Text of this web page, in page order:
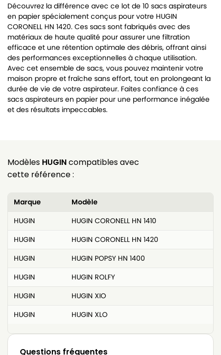
Découvrez la différence avec ce lot de 10 sacs aspirateurs
en papier spécialement conçus pour votre HUGIN
CORONELL HN 1420. Ces sacs sont fabriqués avec des
matériaux de haute qualité pour assurer une filtration
efficace et une rétention optimale des débris, offrant ainsi
des performances exceptionnelles à chaque utilisation.
Avec cet ensemble de sacs, vous pouvez maintenir votre
maison propre et fraîche sans effort, tout en prolongeant la
durée de vie de votre aspirateur. Faites confiance à ces
sacs aspirateurs en papier pour une performance inégalée
et des résultats impeccables.
Modèles HUGINcompatibles avec
cette référence :
Marque
Modèle
HUGIN
HUGIN CORONELL HN 1410
HUGIN
HUGIN CORONELL HN 1420
HUGIN
HUGIN POPSY HN 1400
HUGIN
HUGIN ROLFY
HUGIN
HUGIN XIO
HUGIN
HUGIN XLO
Questions fréquentes